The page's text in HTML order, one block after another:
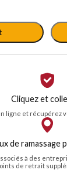
Cliquez et
ligne et récupérez
de ramassage
à des
de retrait